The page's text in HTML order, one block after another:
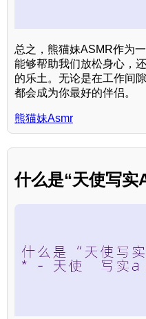
总之，熊猫妹ASMR作为
能够帮助我们放松身心，
的乐土。无论是在工作间
都会成为你最好的伴侣。
熊猫妹Asmr
什么是“天使写实